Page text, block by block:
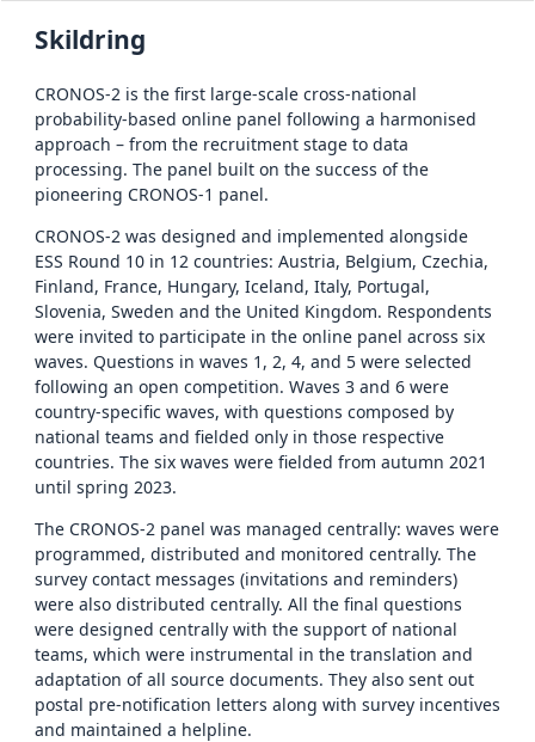
Skildring
CRONOS-2 is the first large-scale cross-national
probability-based online panel following a harmonised
approach – from the recruitment stage to data
processing. The panel built on the success of the
pioneering CRONOS-1 panel.
CRONOS-2 was designed and implemented alongside
ESS Round 10 in 12 countries: Austria, Belgium, Czechia,
Finland, France, Hungary, Iceland, Italy, Portugal,
Slovenia, Sweden and the United Kingdom. Respondents
were invited to participate in the online panel across six
waves. Questions in waves 1, 2, 4, and 5 were selected
following an open competition. Waves 3 and 6 were
country-specific waves, with questions composed by
national teams and fielded only in those respective
countries. The six waves were fielded from autumn 2021
until spring 2023.
The CRONOS-2 panel was managed centrally: waves were
programmed, distributed and monitored centrally. The
survey contact messages (invitations and reminders)
were also distributed centrally. All the final questions
were designed centrally with the support of national
teams, which were instrumental in the translation and
adaptation of all source documents. They also sent out
postal pre-notification letters along with survey incentives
and maintained a helpline.